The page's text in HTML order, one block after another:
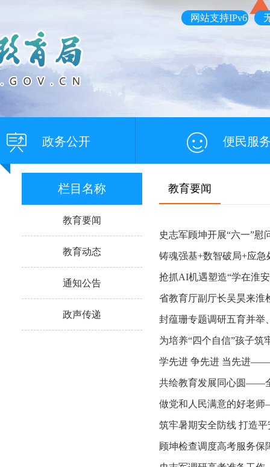
网站支持IPv6
政务公开 便民服
栏目名称
教育要闻
教育动态
通知公告
政声传递
教育要闻
史志军顾坤开展“六一”慰
铸魂强基+数智破局+应
抢抓AI机遇塑造“学在淮
省教育厅副厅长吴昊来淮
封蕴珊专题调研五育并举
为培养“四个自信”孩子
学先进 争先进 当先进——
共绘教育发展同心圆——
做党和人民满意的好老
筑牢暑期安全防线 打造
顾坤检查调度高考服务保